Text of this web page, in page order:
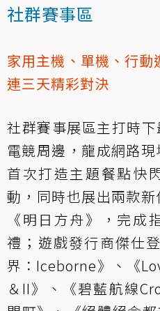
社群賽事區
家用主機、單機、行
連三天精彩對決
社群賽事展區主打時
電競周邊，龍成網路
首次打造主題餐點快
動，同時也展出兩款
《明日方舟》，完成
禮；遊戲發行商傑仕
界：Iceborne》、《
＆II》、《碧藍航線